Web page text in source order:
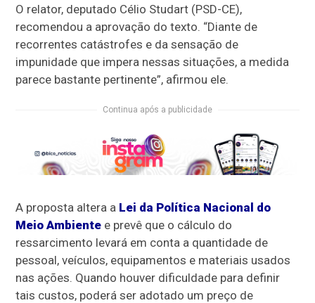
O relator, deputado Célio Studart (PSD-CE),
recomendou a aprovação do texto. “Diante de
recorrentes catástrofes e da sensação de
impunidade que impera nessas situações, a medida
parece bastante pertinente”, afirmou ele.
Continua após a publicidade
A proposta altera a Lei da Política Nacional do
Meio Ambiente e prevê que o cálculo do
ressarcimento levará em conta a quantidade de
pessoal, veículos, equipamentos e materiais usados
nas ações. Quando houver dificuldade para definir
tais custos, poderá ser adotado um preço de